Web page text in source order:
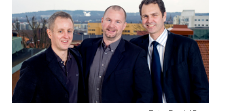
Shipping
documents
Printer
settings
Customs
declarations